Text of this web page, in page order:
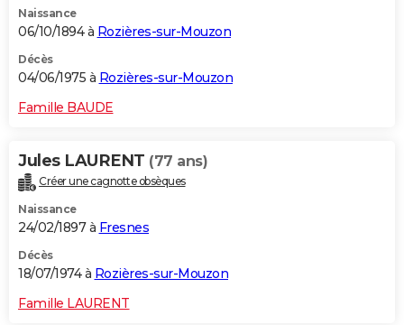
Naissance
06/10/1894 à Rozières-sur-Mouzon
Décès
04/06/1975 à Rozières-sur-Mouzon
Famille BAUDE
Jules LAURENT (77 ans)
Créer une cagnotte obsèques
Naissance
24/02/1897 à Fresnes
Décès
18/07/1974 à Rozières-sur-Mouzon
Famille LAURENT